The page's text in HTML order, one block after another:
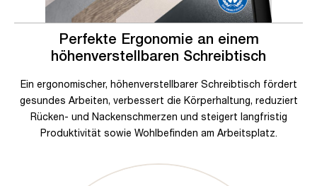
Perfekte Ergonomie an einem
höhenverstellbaren Schreibtisch
Ein ergonomischer, höhenverstellbarer Schreibtisch fördert
gesundes Arbeiten, verbessert die Körperhaltung, reduziert
Rücken- und Nackenschmerzen und steigert langfristig
Produktivität sowie Wohlbefinden am Arbeitsplatz.